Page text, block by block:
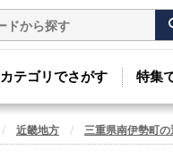
カテゴリでさがす 特集
近畿地方 三重県南伊勢町